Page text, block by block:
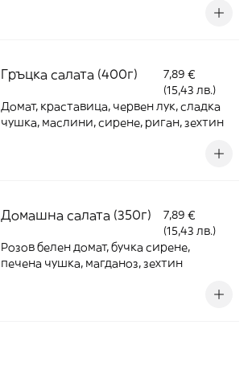
Гръцка салата (400г)
7,89 €
(15,43 лв.)
Домат, краставица, червен лук, сладка
чушка, маслини, сирене, риган, зехтин
Домашна салата (350г)
7,89 €
(15,43 лв.)
Розов белен домат, бучка сирене,
печена чушка, магданоз, зехтин